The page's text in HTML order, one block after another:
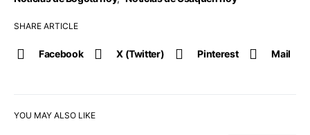
SHARE ARTICLE
Facebook X (Twitter) Pinterest Mail
YOU MAY ALSO LIKE